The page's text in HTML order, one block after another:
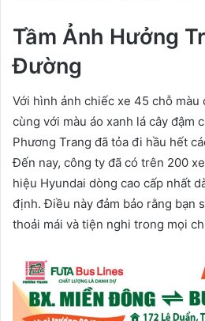
Tầm Ảnh Hưởng
Đường
Với hình ảnh chiếc xe 45 chỗ màu
cùng với màu áo xanh lá cây đậm
Phương Trang đã tỏa đi hầu hết
Đến nay, công ty đã có trên 200
hiệu Hyundai dòng cao cấp nhất
định. Điều này đảm bảo rằng bạn
thoải mái và tiện nghi trong mọi